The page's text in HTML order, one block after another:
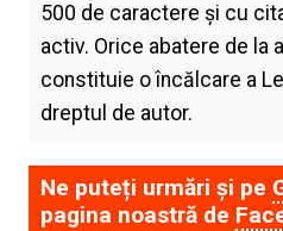
500 de caractere și cu
activ. Orice abatere de la
constituie o încălcare a
dreptul de autor.
Ne puteți urmări și pe
pagina noastră de